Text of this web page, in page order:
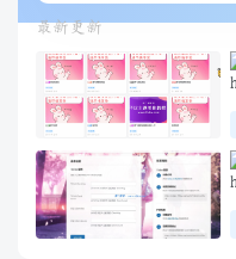
最新更新